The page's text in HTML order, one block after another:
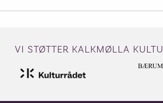
VI STØTTER KALKMØLLA